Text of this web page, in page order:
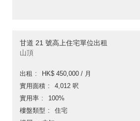
甘道 21 號高上住宅單位出租
山頂
出租
HK$ 450,000 / 月
實用面積
4,012 呎
實用率
100%
樓盤類型
住宅